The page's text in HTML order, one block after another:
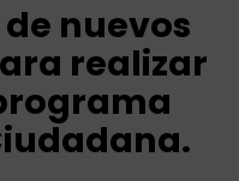
nuevos
realizar